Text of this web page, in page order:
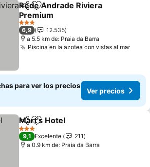
CompartirAñadir a favoritos
Rede Andrade Riviera
Premium
Ver precios
3 Estrellas
6,9
12.535
a 5.5 km de: Praia da Barra
Piscina en la azotea con vistas al marVer
para ver los precios
Ver precios
CompartirAñadir a favoritos
Mart's Hotel
3 Estrellas
9,1 Excelente
211
a 0.9 km de: Praia da Barra